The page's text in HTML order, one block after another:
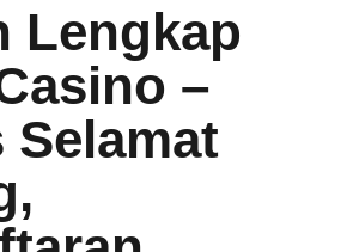
Lengkap
–
Selamat